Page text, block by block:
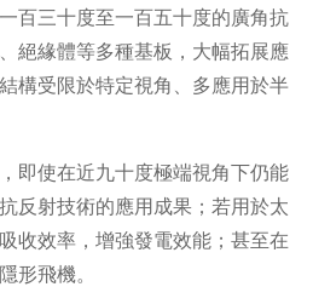
百三十度至一百五十度的廣角抗
絕緣體等多種基板，大幅拓展應
構受限於特定視角、多應用於半
即使在近九十度極端視角下仍能
反射技術的應用成果；若用於太
收效率，增強發電效能；甚至在
形飛機。